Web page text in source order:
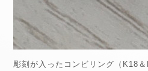
彫刻が入ったコンビリング（K18